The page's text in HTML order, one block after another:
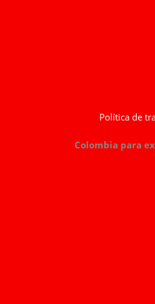
Política de
Colombia para